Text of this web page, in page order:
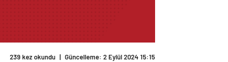
239 kez okundu | Güncelleme: 2 Eylül 2024 15:15